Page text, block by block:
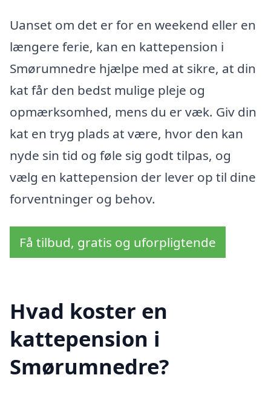
Uanset om det er for en weekend eller en
længere ferie, kan en kattepension i
Smørumnedre hjælpe med at sikre, at din
kat får den bedst mulige pleje og
opmærksomhed, mens du er væk. Giv din
kat en tryg plads at være, hvor den kan
nyde sin tid og føle sig godt tilpas, og
vælg en kattepension der lever op til dine
forventninger og behov.
Få tilbud, gratis og uforpligtende
Hvad koster en
kattepension i
Smørumnedre?